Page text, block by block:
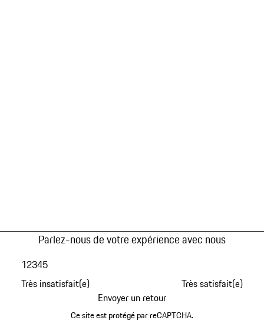
Parlez-nous de votre expérience avec nous
Très insatisfait(e)
12345
Très satisfait(e)
Envoyer un retour
Ce site est protégé par reCAPTCHA.